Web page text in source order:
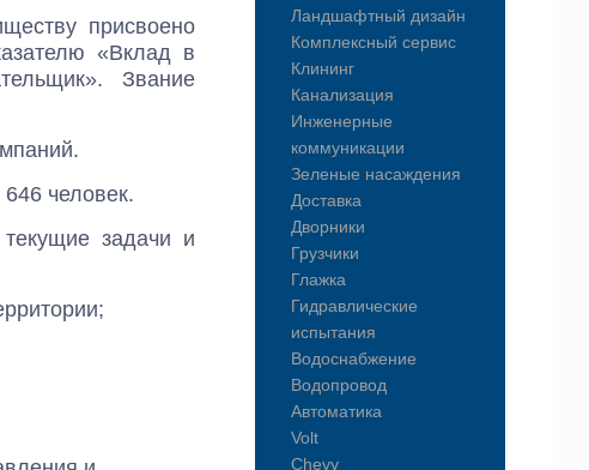
присвоено
«Вклад в
Звание
человек.
задачи и
Ландшафтный дизайн
Комплексный сервис
Клининг
Канализация
Инженерные
коммуникации
Зеленые насаждения
Доставка
Дворники
Грузчики
Глажка
Гидравлические
испытания
Водоснабжение
Водопровод
Автоматика
Volt
Chevy